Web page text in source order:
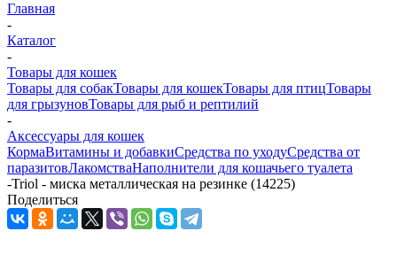
Главная
-
Каталог
-
Товары для кошек
Товары для собакТовары для кошекТовары для птицТовары
для грызуновТовары для рыб и рептилий
-
Аксессуары для кошек
КормаВитамины и добавкиСредства по уходуСредства от
паразитовЛакомстваНаполнители для кошачьего туалета
-Triol - миска металлическая на резинке (14225)
Поделиться